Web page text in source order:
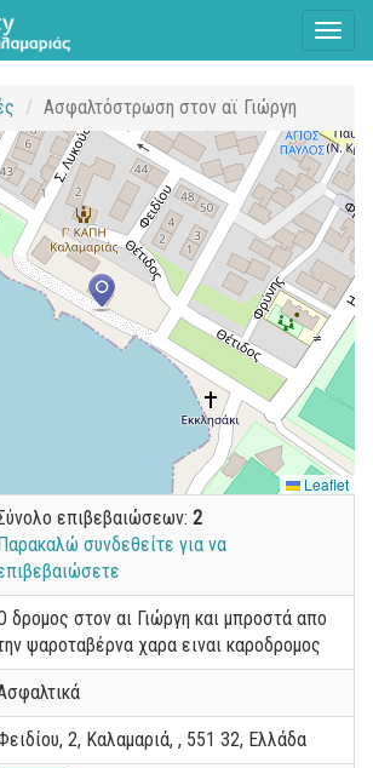
Ασφαλτόστρωση στον αϊ Γιώργη
Leaflet
επιβεβαιώσεων: 2
συνδεθείτε για να
δρομος στον αι Γιώργη και μπροστά απο
ψαροταβέρνα χαρα ειναι καροδρομος
2, Καλαμαριά, , 551 32, Ελλάδα